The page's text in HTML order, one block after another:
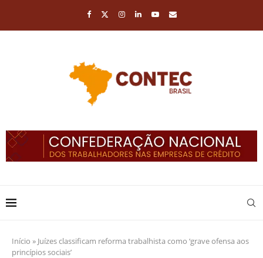
Início » Juízes classificam reforma trabalhista como ‘grave ofensa aos
princípios sociais’